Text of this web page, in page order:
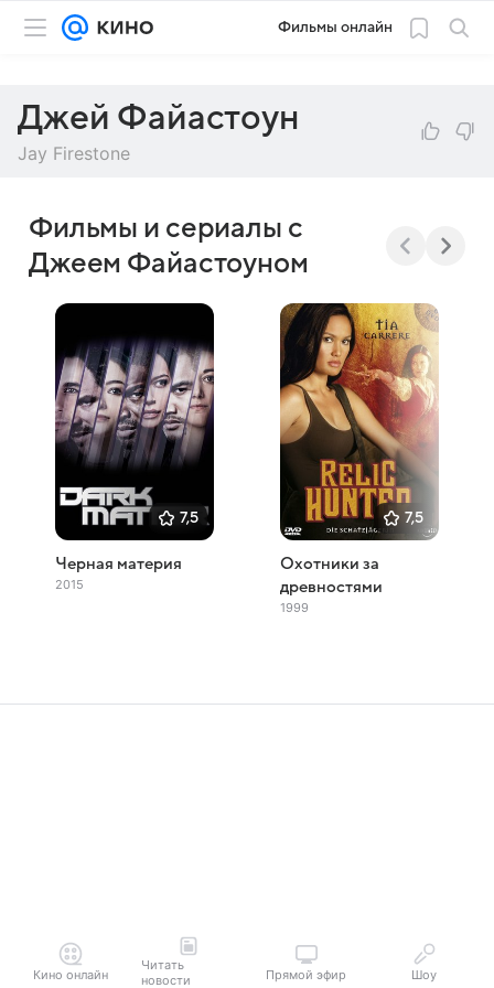
Фильмы онлайн
Джей Файастоун
Jay Firestone
Фильмы и сериалы с
Джеем Файастоуном
7,5
Черная материя
2015
7,5
Охотники за
древностями
1999
Кино онлайн
Читать
новости
Прямой эфир Шоу